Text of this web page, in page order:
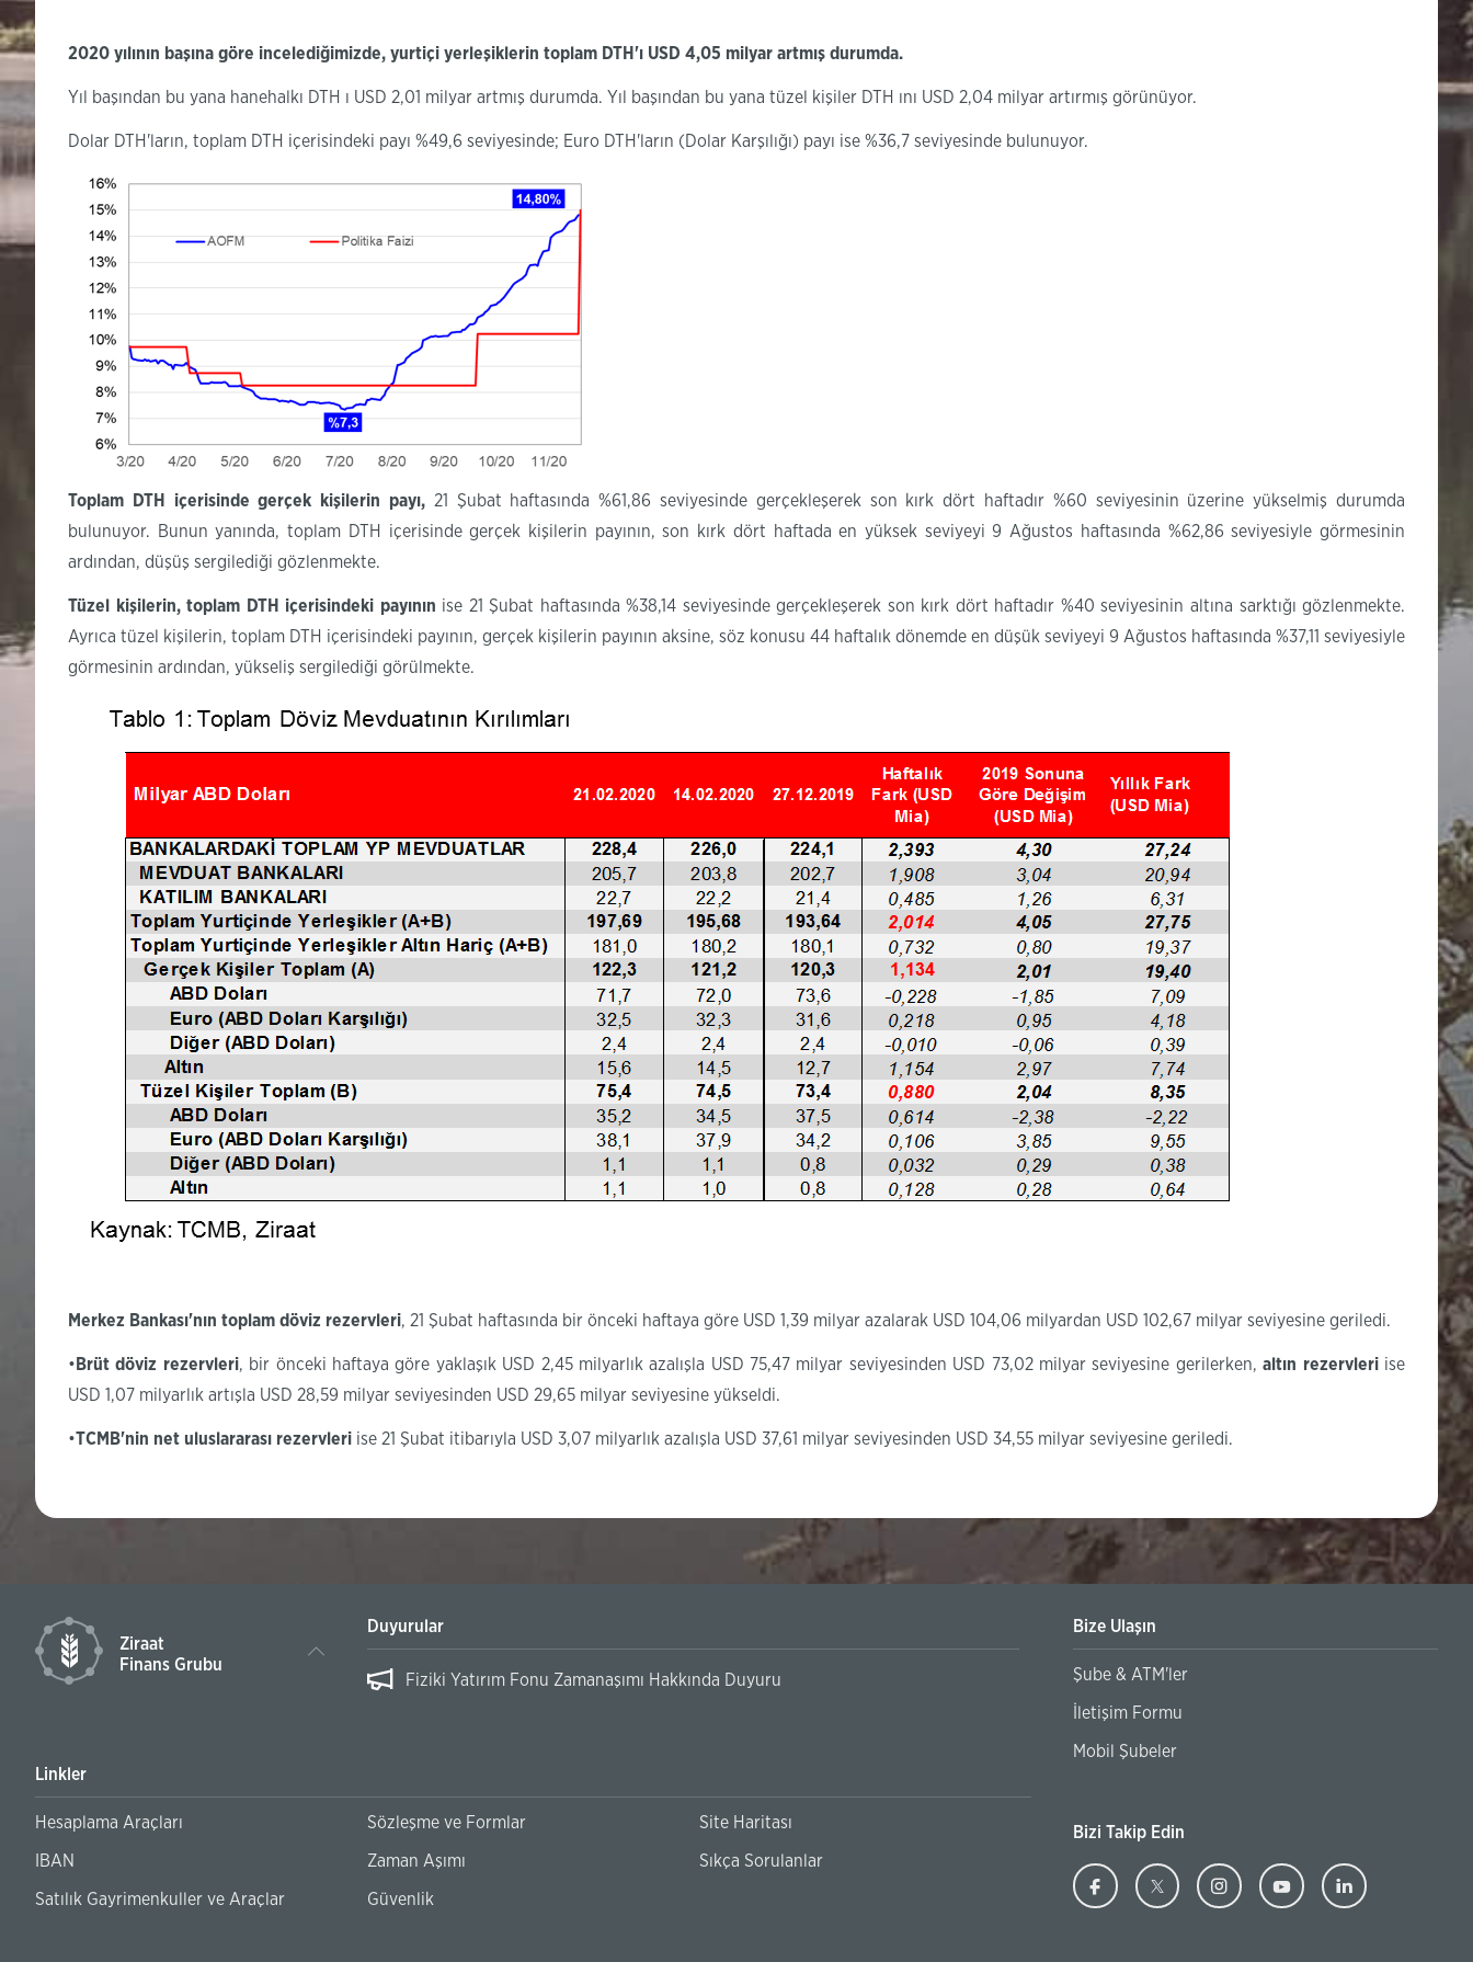
2020 yılının başına göre incelediğimizde, yurtiçi yerleşiklerin toplam DTH'ı USD 4,05 milyar artmış durumda.
Yıl başından bu yana hanehalkı DTH ı USD 2,01 milyar artmış durumda. Yıl başından bu yana tüzel kişiler DTH ını USD 2,04 milyar artırmış görünüyor.
Dolar DTH'ların, toplam DTH içerisindeki payı %49,6 seviyesinde; Euro DTH'ların (Dolar Karşılığı) payı ise %36,7 seviyesinde bulunuyor.
Toplam DTH içerisinde gerçek kişilerin payı, 21 Şubat haftasında %61,86 seviyesinde gerçekleşerek son kırk dört haftadır %60 seviyesinin üzerine yükselmiş durumda
bulunuyor. Bunun yanında, toplam DTH içerisinde gerçek kişilerin payının, son kırk dört haftada en yüksek seviyeyi 9 Ağustos haftasında %62,86 seviyesiyle görmesinin
ardından, düşüş sergilediği gözlenmekte.
Tüzel kişilerin, toplam DTH içerisindeki payının ise 21 Şubat haftasında %38,14 seviyesinde gerçekleşerek son kırk dört haftadır %40 seviyesinin altına sarktığı gözlenmekte.
Ayrıca tüzel kişilerin, toplam DTH içerisindeki payının, gerçek kişilerin payının aksine, söz konusu 44 haftalık dönemde en düşük seviyeyi 9 Ağustos haftasında %37,11 seviyesiyle
görmesinin ardından, yükseliş sergilediği görülmekte.
Merkez Bankası'nın toplam döviz rezervleri, 21 Şubat haftasında bir önceki haftaya göre USD 1,39 milyar azalarak USD 104,06 milyardan USD 102,67 milyar seviyesine geriledi.
• Brüt döviz rezervleri, bir önceki haftaya göre yaklaşık USD 2,45 milyarlık azalışla USD 75,47 milyar seviyesinden USD 73,02 milyar seviyesine gerilerken,altın rezervleri ise
USD 1,07 milyarlık artışla USD 28,59 milyar seviyesinden USD 29,65 milyar seviyesine yükseldi.
•TCMB'nin net uluslararası rezervleri ise 21 Şubat itibarıyla USD 3,07 milyarlık azalışla USD 37,61 milyar seviyesinden USD 34,55 milyar seviyesine geriledi. ​
Ziraat
Finans Grubu
Duyurular
Fiziki Yatırım Fonu Zamanaşımı Hakkında Duyuru Banka Hesaplarının 3. Kişilere Kullandırılmaması Hakkında Duyuru
Linkler
Hesaplama Araçları Sözleşme ve Formlar Site Haritası
IBAN Zaman Aşımı Sıkça Sorulanlar
Satılık Gayrimenkuller ve Araçlar Güvenlik
Bize Ulaşın
Şube & ATM'ler
İletişim Formu
Mobil Şubeler
Bizi Takip Edin
Ziraat
(BuZiraat
(BuZiraat
(BuZiraat
(BuZiraat
(Bu